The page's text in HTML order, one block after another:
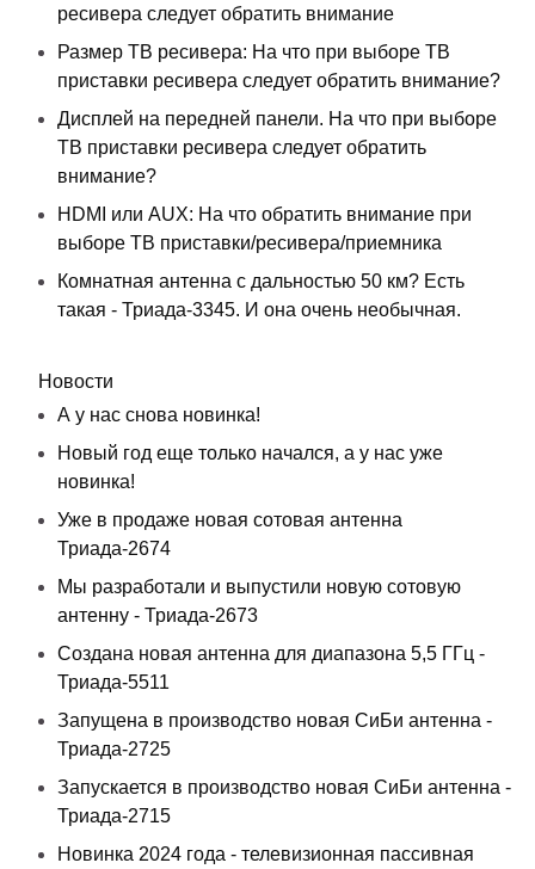
ресивера следует обратить внимание
Размер ТВ ресивера: На что при выборе ТВ
приставки ресивера следует обратить внимание?
Дисплей на передней панели. На что при выборе
ТВ приставки ресивера следует обратить
внимание?
HDMI или AUX: На что обратить внимание при
выборе ТВ приставки/ресивера/приемника
Комнатная антенна с дальностью 50 км? Есть
такая - Триада-3345. И она очень необычная.
Новости
А у нас снова новинка!
Новый год еще только начался, а у нас уже
новинка!
Уже в продаже новая сотовая антенна
Триада-2674
Мы разработали и выпустили новую сотовую
антенну - Триада-2673
Создана новая антенна для диапазона 5,5 ГГц -
Триада-5511
Запущена в производство новая СиБи антенна -
Триада-2725
Запускается в производство новая СиБи антенна -
Триада-2715
Новинка 2024 года - телевизионная пассивная